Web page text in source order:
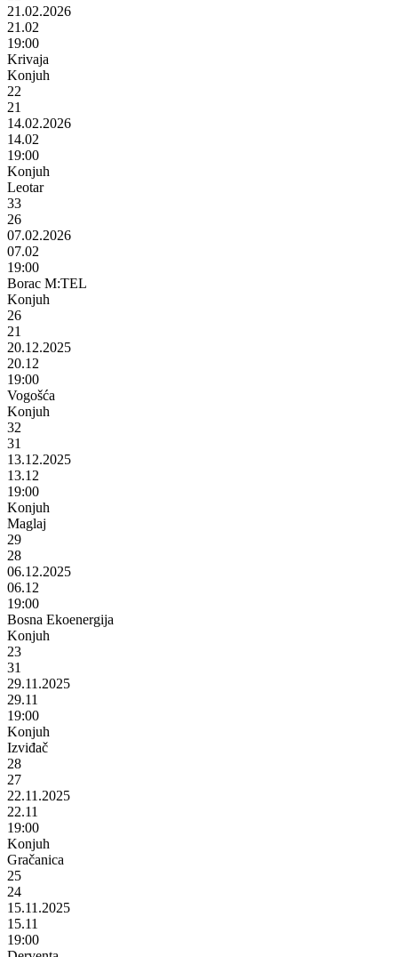
21.02.2026
21.02
19:00
Krivaja
Konjuh
22
21
14.02.2026
14.02
19:00
Konjuh
Leotar
33
26
07.02.2026
07.02
19:00
Borac M:TEL
Konjuh
26
21
20.12.2025
20.12
19:00
Vogošća
Konjuh
32
31
13.12.2025
13.12
19:00
Konjuh
Maglaj
29
28
06.12.2025
06.12
19:00
Bosna Ekoenergija
Konjuh
23
31
29.11.2025
29.11
19:00
Konjuh
Izviđač
28
27
22.11.2025
22.11
19:00
Konjuh
Gračanica
25
24
15.11.2025
15.11
19:00